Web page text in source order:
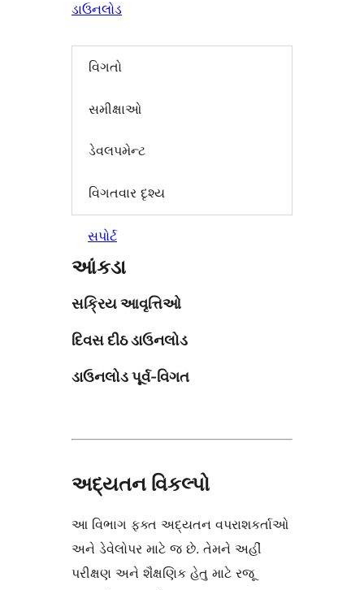
ડાઉનલોડ
વિગતો
સમીક્ષાઓ
ડેવલપમેન્ટ
વિગતવાર દૃશ્ય
સપોર્ટ
આંકડા
સક્રિય આવૃત્તિઓ
દિવસ દીઠ ડાઉનલોડ
ડાઉનલોડ પૂર્વ-વિગત
અદ્યતન વિકલ્પો
આ વિભાગ ફક્ત અદ્યતન વપરાશકર્તાઓ
અને ડેવેલોપર માટે જ છે. તેમને અહીં
પરીક્ષણ અને શૈક્ષણિક હેતુ માટે રજૂ